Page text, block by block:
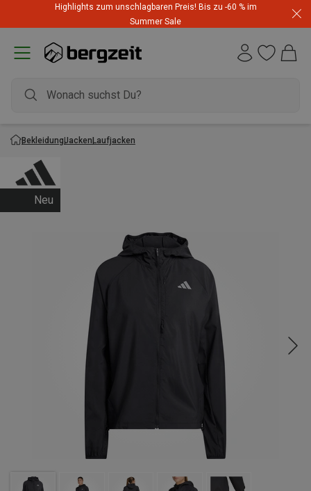
Highlights zum unschlagbaren Preis! Bis zu -60 % im
Summer Sale
BekleidungJackenLaufjacken
Neu